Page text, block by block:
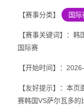
【赛事分类】 国际
【赛事关键词】：韩
国际赛
【开始时间】：
【友好提示】：本
赛韩国VS萨尔瓦多的